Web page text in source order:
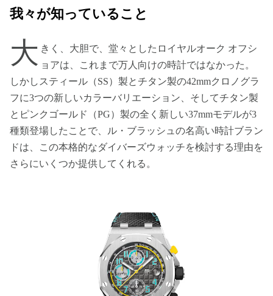
我々が知っていること
大 きく、大胆で、堂々としたロイヤルオーク オフシ
ョアは、これまで万人向けの時計ではなかった。
しかしスティール（SS）製とチタン製の42mmクロノグラ
フに3つの新しいカラーバリエーション、そしてチタン製
とピンクゴールド（PG）製の全く新しい37mmモデルが3
種類登場したことで、ル・ブラッシュの名高い時計ブラン
ドは、この本格的なダイバーズウォッチを検討する理由を
さらにいくつか提供してくれる。